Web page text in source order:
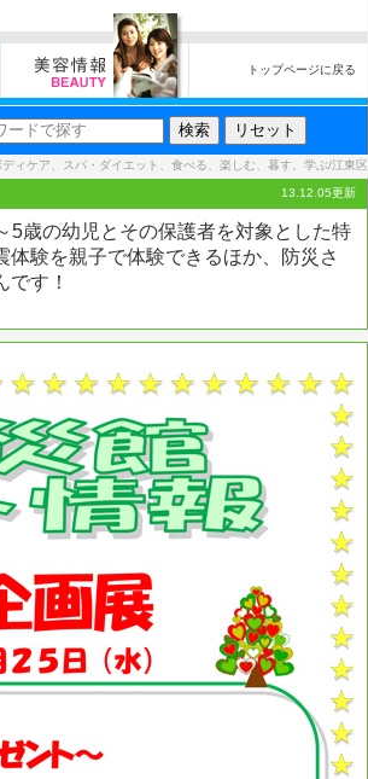
トップページに戻る
ィケア、スパ・ダイエット、食べる、楽しむ、暮す、学ぶ/江東区
13.12.05更新
5歳の幼児とその保護者を対象とした特
験を親子で体験できるほか、防災さ
す！